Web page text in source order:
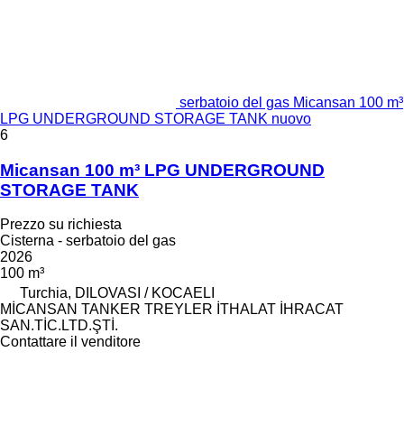
serbatoio del gas Micansan 100 m³
LPG UNDERGROUND STORAGE TANK nuovo
6
Micansan 100 m³ LPG UNDERGROUND
STORAGE TANK
Prezzo su richiesta
Cisterna - serbatoio del gas
2026
100 m³
Turchia, DILOVASI / KOCAELI
MİCANSAN TANKER TREYLER İTHALAT İHRACAT
SAN.TİC.LTD.ŞTİ.
Contattare il venditore